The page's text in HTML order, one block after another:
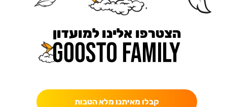
הצטרפו אלינו למועדון
קבלו מאיתנו מלא הטבות